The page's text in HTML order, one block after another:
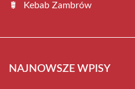
Kebab Zambrów
NAJNOWSZE WPISY